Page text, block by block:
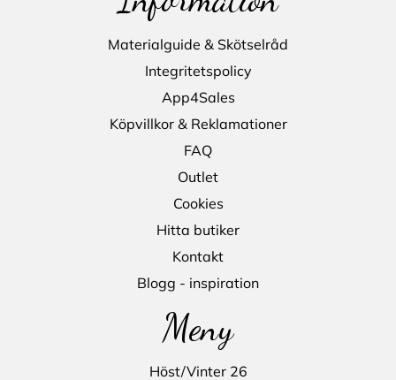
Materialguide & Skötselråd
Integritetspolicy
App4Sales
Köpvillkor & Reklamationer
FAQ
Outlet
Cookies
Hitta butiker
Kontakt
Blogg - inspiration
Meny
Höst/Vinter 26